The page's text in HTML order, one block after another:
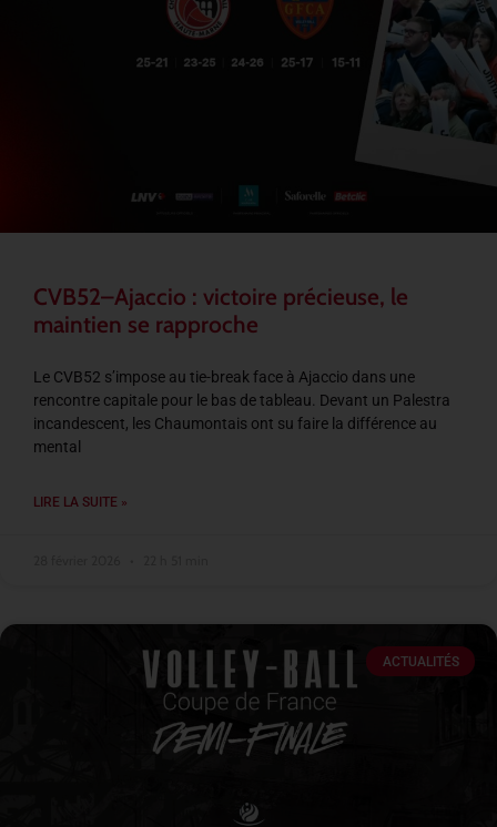
CVB52–Ajaccio : victoire précieuse, le
maintien se rapproche
Le CVB52 s’impose au tie-break face à Ajaccio dans une
rencontre capitale pour le bas de tableau. Devant un Palestra
incandescent, les Chaumontais ont su faire la différence au
mental
LIRE LA SUITE »
ACTUALITÉS